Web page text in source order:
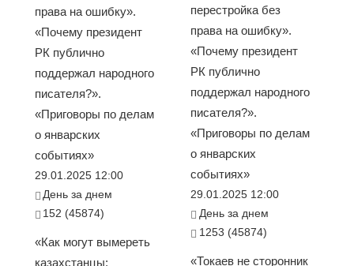
права на ошибку».
«Почему президент
РК публично
поддержал народного
писателя?».
«Приговоры по делам
о январских
событиях»
29.01.2025 12:00
День за днем
152 (45874)
«Как могут вымереть
казахстанцы:
перестройка без
права на ошибку».
«Почему президент
РК публично
поддержал народного
писателя?».
«Приговоры по делам
о январских
событиях»
29.01.2025 12:00
День за днем
1253 (45874)
«Токаев не сторонник